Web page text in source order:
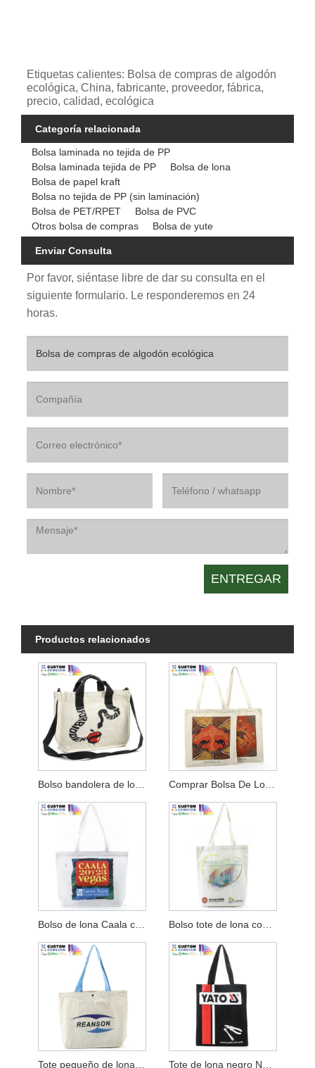
Etiquetas calientes: Bolsa de compras de algodón
ecológica, China, fabricante, proveedor, fábrica,
precio, calidad, ecológica
Categoría relacionada
Bolsa laminada no tejida de PP
Bolsa laminada tejida de PP
Bolsa de lona
Bolsa de papel kraft
Bolsa no tejida de PP (sin laminación)
Bolsa de PET/RPET
Bolsa de PVC
Otros bolsa de compras
Bolsa de yute
Enviar Consulta
Por favor, siéntase libre de dar su consulta en el
siguiente formulario. Le responderemos en 24
horas.
Productos relacionados
Bolso bandolera de lona con cuerpo cruzado Comprar Bolsa De Lona Simple Impresa Digital
Bolso de lona Caala con refuerzo inferior Bolso tote de lona con refuerzo inferior Hkhyab